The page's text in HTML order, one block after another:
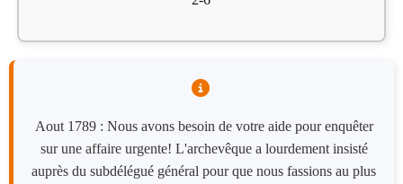
Aout 1789 : Nous avons besoin de votre aide pour enquêter
sur une affaire urgente! L'archevêque a lourdement insisté
auprès du subdélégué général pour que nous fassions au plus